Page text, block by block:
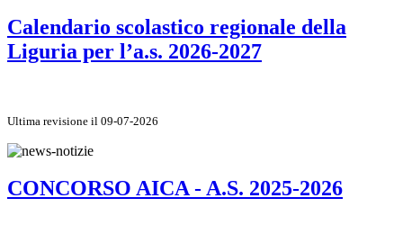
Calendario scolastico regionale della
Liguria per l’a.s. 2026-2027
Ultima revisione il 09-07-2026
CONCORSO AICA - A.S. 2025-2026